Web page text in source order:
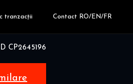
tranzacții Contact RO/EN/FR
CP2645196